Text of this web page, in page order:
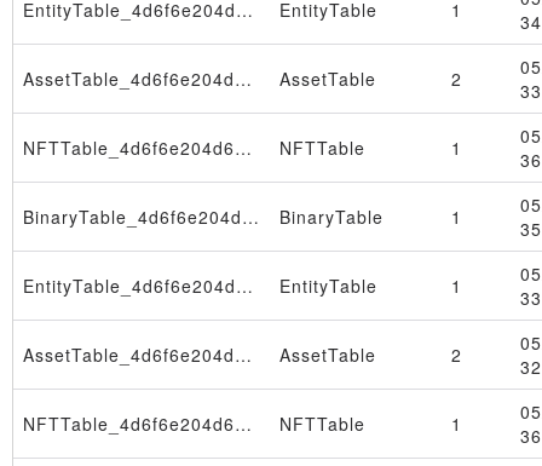
EntityTable_4d6f6e204d61792032352030393a33323a3439205453542032303236 EntityTable 1
AssetTable_4d6f6e204d61792032352030393a33323a3439205453542032303236 AssetTable 2
NFTTable_4d6f6e204d61792031382030393a33323a3332205453542032303236 NFTTable 1
BinaryTable_4d6f6e204d61792031382030393a33323a3332205453542032303236 BinaryTable 1
EntityTable_4d6f6e204d61792031382030393a33323a3332205453542032303236 EntityTable 1
AssetTable_4d6f6e204d61792031382030393a33323a3332205453542032303236 AssetTable 2
NFTTable_4d6f6e204d61792031312030393a33333a3136205453542032303236 NFTTable 1